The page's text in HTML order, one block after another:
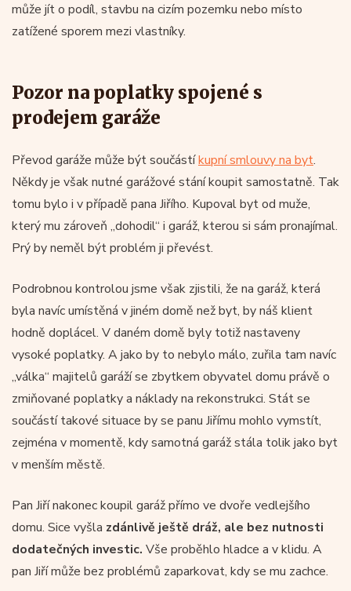
může jít o podíl, stavbu na cizím pozemku nebo místo
zatížené sporem mezi vlastníky.
Pozor na poplatky spojené s
prodejem garáže
Převod garáže může být součástíkupní smlouvy na byt.
Někdy je však nutné garážové stání koupit samostatně. Tak
tomu bylo i v případě pana Jiřího. Kupoval byt od muže,
který mu zároveň „dohodil“ i garáž, kterou si sám pronajímal.
Prý by neměl být problém ji převést.
Podrobnou kontrolou jsme však zjistili, že na garáž, která
byla navíc umístěná v jiném domě než byt, by náš klient
hodně doplácel. V daném domě byly totiž nastaveny
vysoké poplatky. A jako by to nebylo málo, zuřila tam navíc
„válka“ majitelů garáží se zbytkem obyvatel domu právě o
zmiňované poplatky a náklady na rekonstrukci. Stát se
součástí takové situace by se panu Jiřímu mohlo vymstít,
zejména v momentě, kdy samotná garáž stála tolik jako byt
v menším městě.
Pan Jiří nakonec koupil garáž přímo ve dvoře vedlejšího
domu. Sice vyšla zdánlivě ještě dráž, ale bez nutnosti
dodatečných investic. Vše proběhlo hladce a v klidu. A
pan Jiří může bez problémů zaparkovat, kdy se mu zachce.